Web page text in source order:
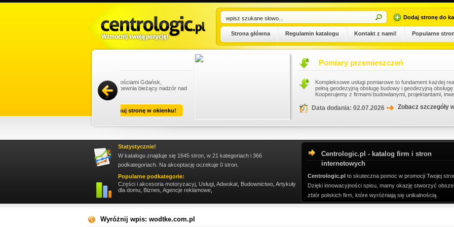
Dodaj stronę do
Strona główna Regulamin katalogu Kontakt z nami! Popularne
Sopot. Firma zapewnia bieżący nadzór nad
Pomiary przemieszczeń
Kompleksowe usługi pomiarowe to fundament każdej realizacji budowlanej oraz
pełną geodezyjną obsługę budowy i geodezyjną obsługę inwestycji, zapewniając
Kooperujemy z firmami budowlanymi, projektantami, inwestorami prywatn...
Data dodania: 02.07.2026 Zobacz szczegóły wpisu
Centrologic.pl - katalog firm i stron
internetowych
Centrologic.pl to skuteczna pomoc w promocji Twojej
Dzięki innowacyjności spisu, mamy okazję stworzyć
zbiór polskich firm, które wyróżniają się unikalnością.
Statystycznie!
W katalogu znajduje się 1645 stron, w 21 kategoriach i 366
podkategoriach. Na akceptację oczekuje 0 stron.
Popularne podkategorie:
Części i akcesoria motoryzacyj Usługi Adwokat Budownictwo Artykuły
dla domu Biznes Agencje reklamowe
Wyróżnij wpis: wodtke.com.pl